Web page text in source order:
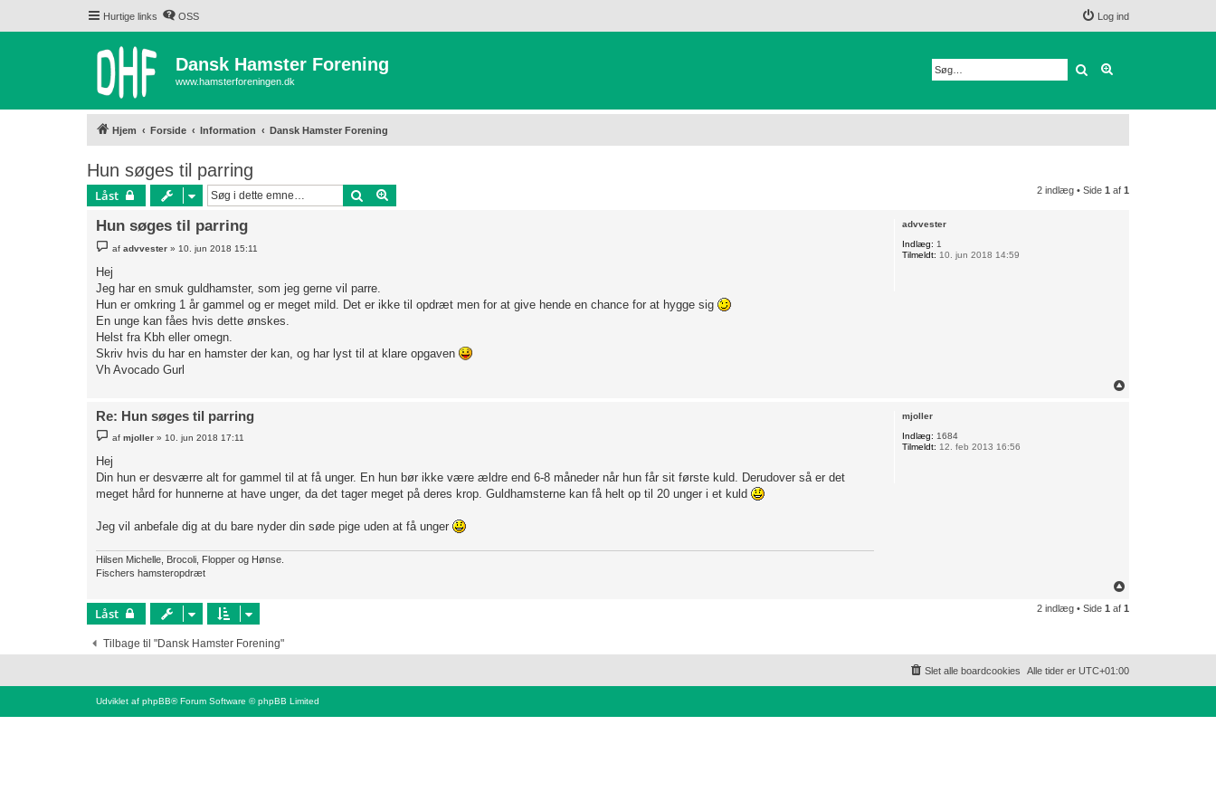
Hurtige links OSS Log ind
Dansk Hamster Forening
www.hamsterforeningen.dk
Søg
Hjem Forside Information Dansk Hamster Forening
Hun søges til parring
Låst Søg 2 indlæg • Side 1 af 1
advvester
Indlæg: 1
Tilmeldt: 10. jun 2018 14:59
Hun søges til parring
n
d
l
æ
g
afadvvester » 10. jun 2018 15:11
Hej
Jeg har en smuk guldhamster, som jeg gerne vil parre.
Hun er omkring 1 år gammel og er meget mild. Det er ikke til opdræt men for at give hende en chance for at hygge sig
En unge kan fåes hvis dette ønskes.
Helst fra Kbh eller omegn.
Skriv hvis du har en hamster der kan, og har lyst til at klare opgaven
Vh Avocado Gurl
mjoller
Indlæg: 1684
Tilmeldt: 12. feb 2013 16:56
Re: Hun søges til parring
n
d
l
æ
afmjoller » 10. jun 2018 17:11
Hej
Din hun er desværre alt for gammel til at få unger. En hun bør ikke være ældre end 6-8 måneder når hun får sit første kuld. Derudover så er det
meget hård for hunnerne at have unger, da det tager meget på deres krop. Guldhamsterne kan få helt op til 20 unger i et kuld
Jeg vil anbefale dig at du bare nyder din søde pige uden at få unger
Hilsen Michelle, Brocoli, Flopper og Hønse.
Fischers hamsteropdræt
p
Låst 2 indlæg • Side 1 af 1
Tilbage til "Dansk Hamster Forening"
Alle tider er UTC+01:00
Slet alle boardcookies
Udviklet af phpBB® Forum Software © phpBB Limited